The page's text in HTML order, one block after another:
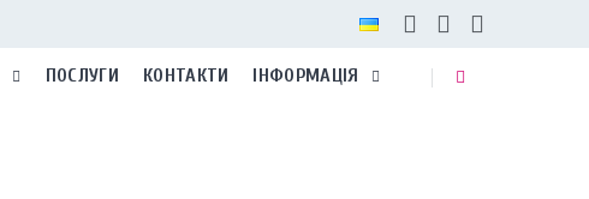
ПОСЛУГИ КОНТАКТИ ІНФОРМАЦІЯ